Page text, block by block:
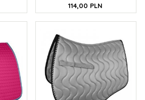
114,00 PLN